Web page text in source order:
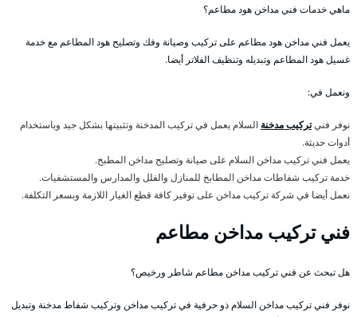
ماهي خدمات فني مداخن هود مطاعم؟
يعمل فني مداخن هود مطاعم على تركيب وصيانة وفك وتصليح هود المطاعم مع خدمة
غسيل هود المطاعم وتبديله وتنظيف الفلاتر أيضا.
ونعمل في:
نوفر فنيتركيب مدخنة السلام يعمل في تركيب المدخنة وتثبيتها بشكل جيد وباستخدام
أدوات حديثة.
يعمل فني تركيب مداخن السلام على صيانة وتصليح مداخن المطبخ.
خدمة تركيب شفاطات مداخن المطابخ للمنازل والفلل والمدارس والمستشفيات.
نعمل أيضا في شركة تركيب مداخن على توفير كافة قطع الغيار اللازمة وبسعر التكلفة.
فني تركيب مداخن مطاعم
هل تبحث عن فني تركيب مداخن مطاعم شاطر ورخيص؟
نوفر فني تركيب مداخن السلام ذو حرفية في تركيب مداخن وتركيب شفاط مدخنة وتبديل